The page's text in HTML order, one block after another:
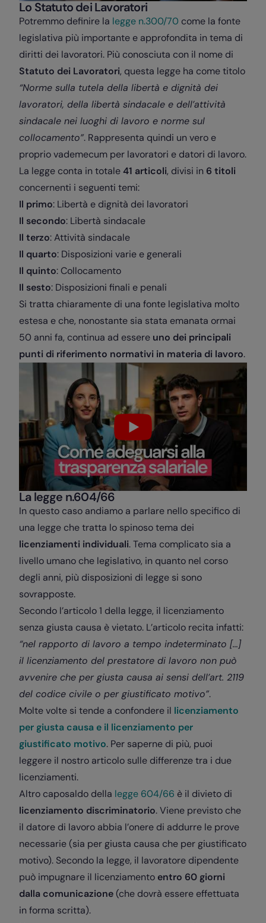
Lo Statuto dei Lavoratori
Potremmo definire la legge n.300/70 come la fonte
legislativa più importante e approfondita in tema di
diritti dei lavoratori. Più conosciuta con il nome di
Statuto dei Lavoratori, questa legge ha come titolo
“Norme sulla tutela della libertà e dignità dei
lavoratori, della libertà sindacale e dell’attività
sindacale nei luoghi di lavoro e norme sul
collocamento”. Rappresenta quindi un vero e
proprio vademecum per lavoratori e datori di lavoro.
La legge conta in totale41 articoli, divisi in 6 titoli
concernenti i seguenti temi:
Il primo: Libertà e dignità dei lavoratori
Il secondo: Libertà sindacale
Il terzo: Attività sindacale
Il quarto: Disposizioni varie e generali
Il quinto: Collocamento
Il sesto: Disposizioni finali e penali
Si tratta chiaramente di una fonte legislativa molto
estesa e che, nonostante sia stata emanata ormai
50 anni fa, continua ad essere uno dei principali
punti di riferimento normativi in materia di lavoro.
La legge n.604/66
In questo caso andiamo a parlare nello specifico di
una legge che tratta lo spinoso tema dei
licenziamenti individuali. Tema complicato sia a
livello umano che legislativo, in quanto nel corso
degli anni, più disposizioni di legge si sono
sovrapposte.
Secondo l’articolo 1 della legge, il licenziamento
senza giusta causa è vietato. L’articolo recita infatti:
“nel rapporto di lavoro a tempo indeterminato […]
il licenziamento del prestatore di lavoro non può
avvenire che per giusta causa ai sensi dell’art. 2119
del codice civile o per giustificato motivo”.
Molte volte si tende a confondere il licenziamento
per giusta causa e il licenziamento per
giustificato motivo. Per saperne di più, puoi
leggere il nostro articolo sulle differenze tra i due
licenziamenti.
Altro caposaldo della legge 604/66 è il divieto di
licenziamento discriminatorio. Viene previsto che
il datore di lavoro abbia l’onere di addurre le prove
necessarie (sia per giusta causa che per giustificato
motivo). Secondo la legge, il lavoratore dipendente
può impugnare il licenziamento entro 60 giorni
dalla comunicazione (che dovrà essere effettuata
in forma scritta).